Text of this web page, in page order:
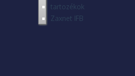
tartozékok
Zaxnet IFB